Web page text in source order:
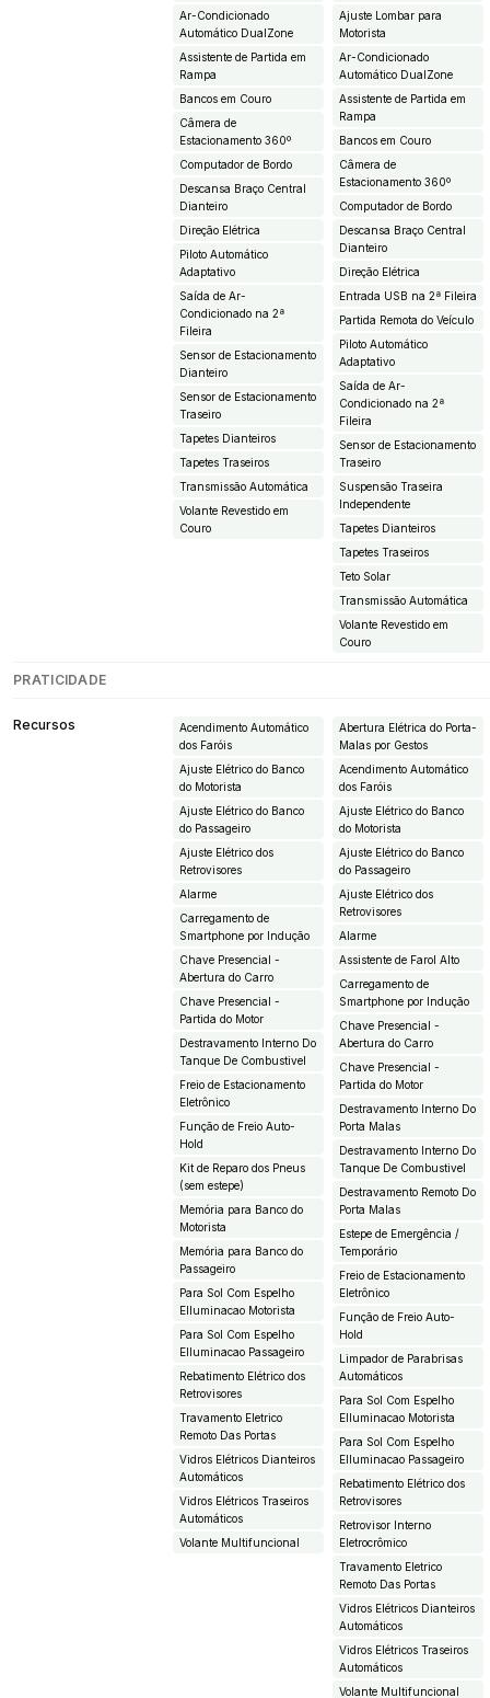
Ar-Condicionado
Automático DualZone
Assistente de Partida em
Rampa
Bancos em Couro
Câmera de
Estacionamento 360º
Computador de Bordo
Descansa Braço Central
Dianteiro
Direção Elétrica
Piloto Automático
Adaptativo
Saída de Ar-
Condicionado na 2ª
Fileira
Sensor de Estacionamento
Dianteiro
Sensor de Estacionamento
Traseiro
Tapetes Dianteiros
Tapetes Traseiros
Transmissão Automática
Volante Revestido em
Couro
Ajuste Lombar para
Motorista
Ar-Condicionado
Automático DualZone
Assistente de Partida em
Rampa
Bancos em Couro
Câmera de
Estacionamento 360º
Computador de Bordo
Descansa Braço Central
Dianteiro
Direção Elétrica
Entrada USB na 2ª Fileira
Partida Remota do Veículo
Piloto Automático
Adaptativo
Saída de Ar-
Condicionado na 2ª
Fileira
Sensor de Estacionamento
Traseiro
Suspensão Traseira
Independente
Tapetes Dianteiros
Tapetes Traseiros
Teto Solar
Transmissão Automática
Volante Revestido em
Couro
PRATICIDADE
Recursos
Acendimento Automático
dos Faróis
Ajuste Elétrico do Banco
do Motorista
Ajuste Elétrico do Banco
do Passageiro
Ajuste Elétrico dos
Retrovisores
Alarme
Carregamento de
Smartphone por Indução
Chave Presencial -
Abertura do Carro
Chave Presencial -
Partida do Motor
Destravamento Interno Do
Tanque De Combustivel
Freio de Estacionamento
Eletrônico
Função de Freio Auto-
Hold
Kit de Reparo dos Pneus
(sem estepe)
Memória para Banco do
Motorista
Memória para Banco do
Passageiro
Para Sol Com Espelho
EIluminacao Motorista
Para Sol Com Espelho
EIluminacao Passageiro
Rebatimento Elétrico dos
Retrovisores
Travamento Eletrico
Remoto Das Portas
Vidros Elétricos Dianteiros
Automáticos
Vidros Elétricos Traseiros
Automáticos
Volante Multifuncional
Abertura Elétrica do Porta-
Malas por Gestos
Acendimento Automático
dos Faróis
Ajuste Elétrico do Banco
do Motorista
Ajuste Elétrico do Banco
do Passageiro
Ajuste Elétrico dos
Retrovisores
Alarme
Assistente de Farol Alto
Carregamento de
Smartphone por Indução
Chave Presencial -
Abertura do Carro
Chave Presencial -
Partida do Motor
Destravamento Interno Do
Porta Malas
Destravamento Interno Do
Tanque De Combustivel
Destravamento Remoto Do
Porta Malas
Estepe de Emergência /
Temporário
Freio de Estacionamento
Eletrônico
Função de Freio Auto-
Hold
Limpador de Parabrisas
Automáticos
Para Sol Com Espelho
EIluminacao Motorista
Para Sol Com Espelho
EIluminacao Passageiro
Rebatimento Elétrico dos
Retrovisores
Retrovisor Interno
Eletrocrômico
Travamento Eletrico
Remoto Das Portas
Vidros Elétricos Dianteiros
Automáticos
Vidros Elétricos Traseiros
Automáticos
Volante Multifuncional